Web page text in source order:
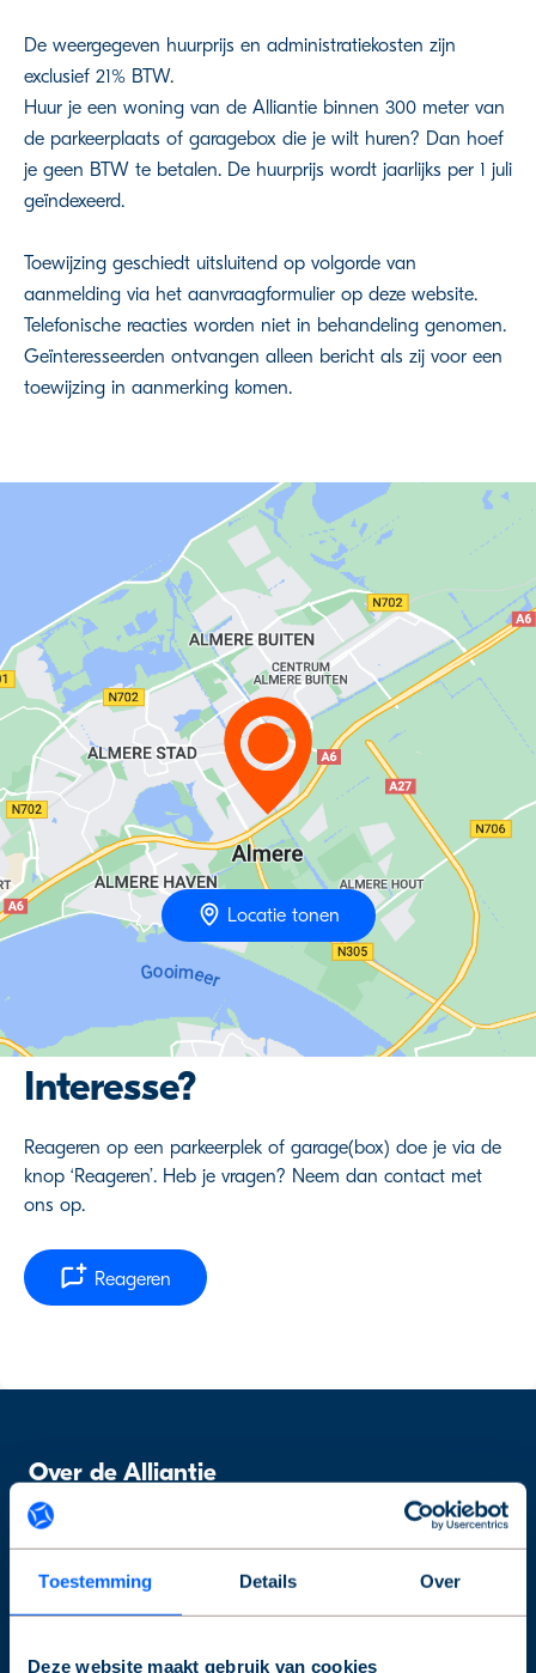
Toestemming Details Over
Deze website maakt gebruik van cookies
De weergegeven huurprijs en administratiekosten zijn
exclusief 21% BTW.
Huur je een woning van de Alliantie binnen 300 meter van
de parkeerplaats of garagebox die je wilt huren? Dan hoef
je geen BTW te betalen. De huurprijs wordt jaarlijks per 1 juli
geïndexeerd.
Toewijzing geschiedt uitsluitend op volgorde van
aanmelding via het aanvraagformulier op deze website.
Telefonische reacties worden niet in behandeling genomen.
Geïnteresseerden ontvangen alleen bericht als zij voor een
toewijzing in aanmerking komen.
Locatie tonen
Interesse?
Reageren op een parkeerplek of garage(box) doe je via de
knop ‘Reageren’. Heb je vragen? Neem dan contact met
ons op.
Reageren
Over de Alliantie
Ons aanbod